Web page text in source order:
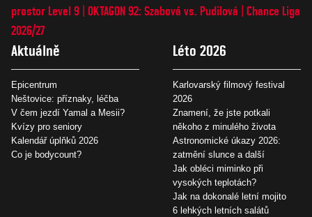
prostor Level 9 OKTAGON 92: Szabová vs. Pudilová
Chance Liga
2026/27
Aktuálně
Epicentrum
Neštovice: příznaky, léčba
V čem jezdí Yamal a Mesii?
Kvízy pro seniory
Kalendář úplňků 2026
Co je bodycount?
Léto 2026
Karlovarský filmový festival
2026
Znamení, že jste potkali
někoho z minulého života
Astronomické úkazy 2026:
zatmění slunce a další
Jak obléci miminko při
vysokých teplotách?
Jak na dokonalé letní mojito
6 lehkých letních salátů